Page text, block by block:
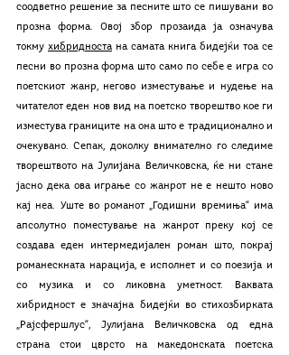
соодветно решение за песните што се пишувани во
прозна форма. Овој збор прозаида ја означува
токму хибридноста на самата книга бидејќи тоа се
песни во прозна форма што само по себе е игра со
поетскиот жанр, негово изместување и нудење на
читателот еден нов вид на поетско творештво кое ги
изместува границите на она што е традиционално и
очекувано. Сепак, доколку внимателно го следиме
творештвото на Јулијана Величковска, ќе ни стане
јасно дека ова играње со жанрот не е нешто ново
кај неа. Уште во романот „Годишни времиња“ има
апсолутно поместување на жанрот преку кој се
создава еден интермедијален роман што, покрај
романескната нарација, е исполнет и со поезија и
со музика и со ликовна уметност. Ваквата
хибридност е значајна бидејќи во стихозбирката
„Рајсфершлус“, Јулијана Величковска од една
страна стои цврсто на македонската поетска